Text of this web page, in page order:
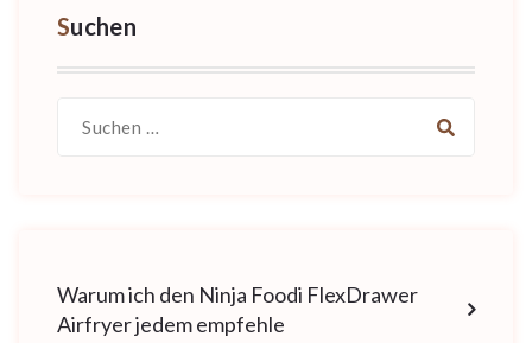
Suchen
nach:
Warum ich den Ninja Foodi FlexDrawer
Airfryer jedem empfehle